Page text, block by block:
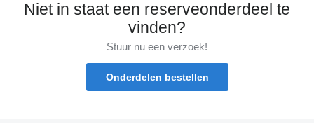
Niet in staat een reserveonderdeel te
vinden?
Stuur nu een verzoek!
Onderdelen bestellen